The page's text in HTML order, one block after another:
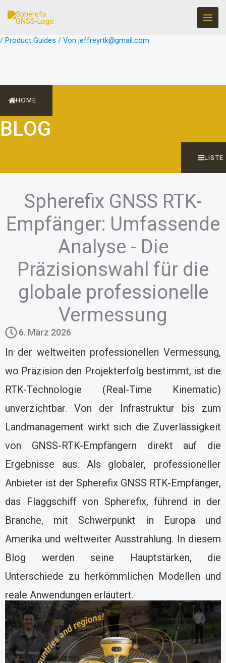
Inhalt
/ Product Guides / Von jeffreyrtk@gmail.com
HOME
BLOG
LISTE
Spherefix GNSS RTK-
Empfänger: Umfassende
Analyse - Die
Präzisionswahl für die
globale professionelle
Vermessung
6. März 2026
In der weltweiten professionellen Vermessung,
wo Präzision den Projekterfolg bestimmt, ist die
RTK-Technologie (Real-Time Kinematic)
unverzichtbar. Von der Infrastruktur bis zum
Landmanagement wirkt sich die Zuverlässigkeit
von GNSS-RTK-Empfängern direkt auf die
Ergebnisse aus. Als globaler, professioneller
Anbieter ist der Spherefix GNSS RTK-Empfänger,
das Flaggschiff von Spherefix, führend in der
Branche, mit Schwerpunkt in Europa und
Amerika und weltweiter Ausstrahlung. In diesem
Blog werden seine Hauptstärken, die
Unterschiede zu herkömmlichen Modellen und
reale Anwendungen erläutert.